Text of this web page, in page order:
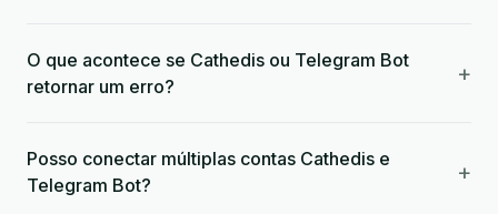
O que acontece se Cathedis ou Telegram Bot
retornar um erro?
+
Posso conectar múltiplas contas Cathedis e
Telegram Bot?
+